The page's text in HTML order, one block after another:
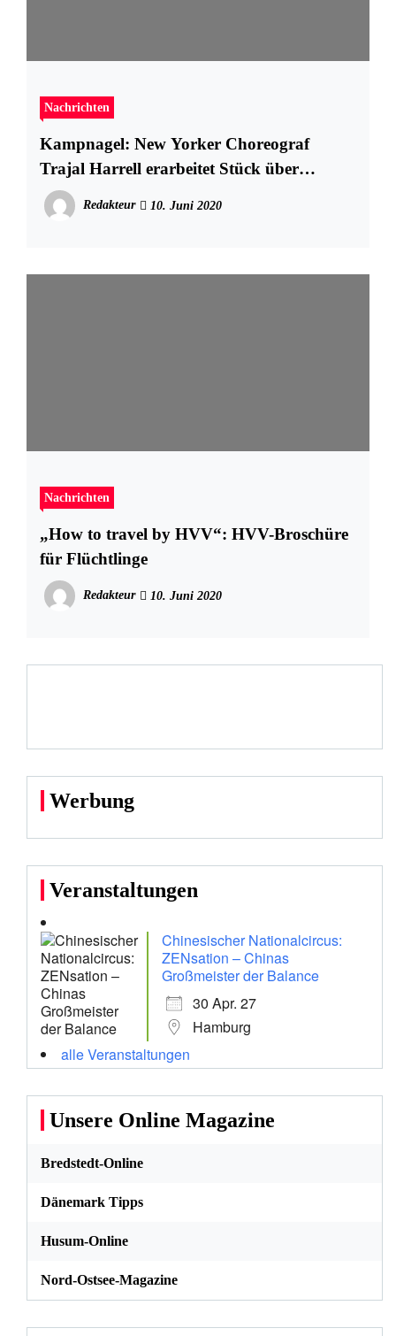
Nachrichten
Kampnagel: New Yorker Choreograf
Trajal Harrell erarbeitet Stück über
Jugendstil Tanz-Ikone Loïe Fuller
Redakteur 10. Juni 2020
Nachrichten
„How to travel by HVV“: HVV-Broschüre
für Flüchtlinge
Redakteur 10. Juni 2020
Werbung
Veranstaltungen
Chinesischer Nationalcircus:
ZENsation – Chinas
Großmeister der Balance
30 Apr. 27
Hamburg
alle Veranstaltungen
Unsere Online Magazine
Bredstedt-Online
Dänemark Tipps
Husum-Online
Nord-Ostsee-Magazine